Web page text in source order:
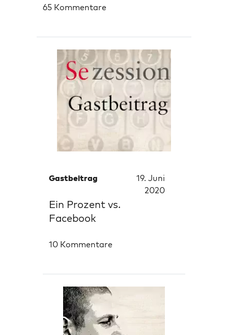
65 Kommentare
Gastbeitrag
19. Juni
2020
Ein Prozent vs.
Facebook
10 Kommentare